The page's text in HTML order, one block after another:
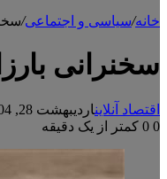
خانه/سیاسی و اجتماعی/
سخنرانی
اقتصاد آنلایناردیبهشت 28, 1404
0
کمتر از یک دقیقه